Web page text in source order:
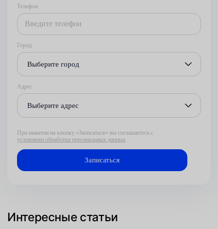
Телефон
Город
Выберите город
Адрес
Выберите адрес
При нажатии на кнопку «Записаться» вы соглашаетесь с
условиями обработки персональных данных
Интересные статьи